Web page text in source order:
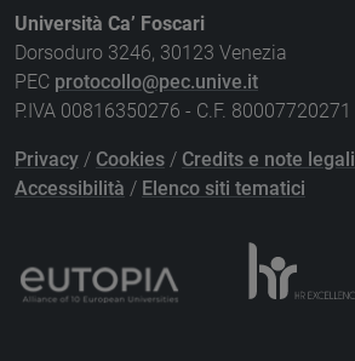
Università Ca’ Foscari
Dorsoduro 3246, 30123 Venezia
PEC protocollo@pec.unive.it
P.IVA 00816350276 - C.F. 80007720271
Privacy / Cookies / Credits e note legali
Accessibilità / Elenco siti tematici